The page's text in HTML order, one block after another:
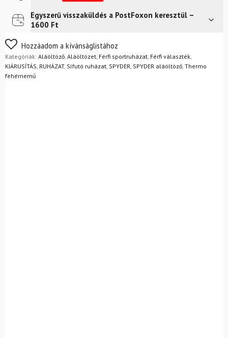
Futár a címreIngyenes
FoxPost
Egyszerű visszaküldés a PostFoxon keresztül –
1600 Ft
Nem biztos a választásában? Semmi gond – a terméket
egyszerűen visszaküldheti 14 napon belül, indoklás nélkül.
Mik a visszaküldés feltételei?
Hozzáadom a kívánságlistához
Kategóriák: Aláöltöző, Aláöltözet, Férfi sportruházat, Férfi választék,
KIÁRUSÍTÁS, RUHÁZAT, Sífutó ruházat, SPYDER, SPYDER aláöltöző, Thermo
fehérnemű